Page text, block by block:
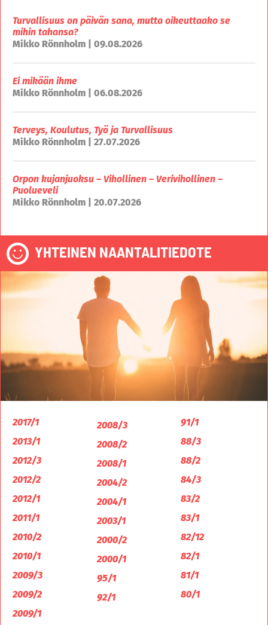
Turvallisuus on päivän sana, mutta oikeuttaako se
mihin tahansa?
Mikko Rönnholm | 09.08.2026
Ei mikään ihme
Mikko Rönnholm | 06.08.2026
Terveys, Koulutus, Työ ja Turvallisuus
Mikko Rönnholm | 27.07.2026
Orpon kujanjuoksu – Vihollinen – Verivihollinen –
Puolueveli
Mikko Rönnholm | 20.07.2026
YHTEINEN NAANTALITIEDOTE
2017/1
2013/1
2012/3
2012/2
2012/1
2011/1
2010/2
2010/1
2009/3
2009/2
2009/1
2008/3
2008/2
2008/1
2004/2
2004/1
2003/1
2000/2
2000/1
95/1
92/1
91/1
88/3
88/2
84/3
83/2
83/1
82/12
82/1
81/1
80/1